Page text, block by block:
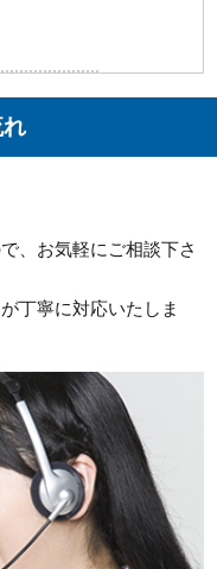
れ修理のご依頼で
レのレバー故障のご
蛇口の交換希望のご
蛇口の故障のご依頼
、お気軽にご相談下さ
丁寧に対応いたしま